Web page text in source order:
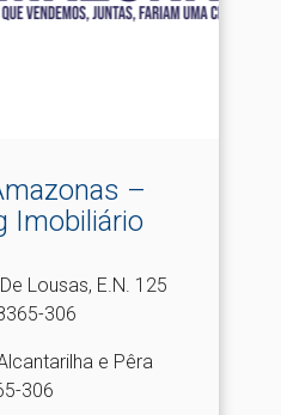
–
Imobiliário
Lousas, E.N. 125
306
e Pêra
306